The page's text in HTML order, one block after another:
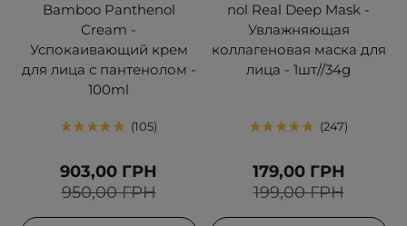
Bamboo Panthenol
Cream -
Успокаивающий крем
для лица с пантенолом -
100ml
105
950,00 ГРН
903,00 ГРН
nol Real Deep Mask -
Увлажняющая
коллагеновая маска для
лица - 1шт//34g
247
199,00 ГРН
179,00 ГРН